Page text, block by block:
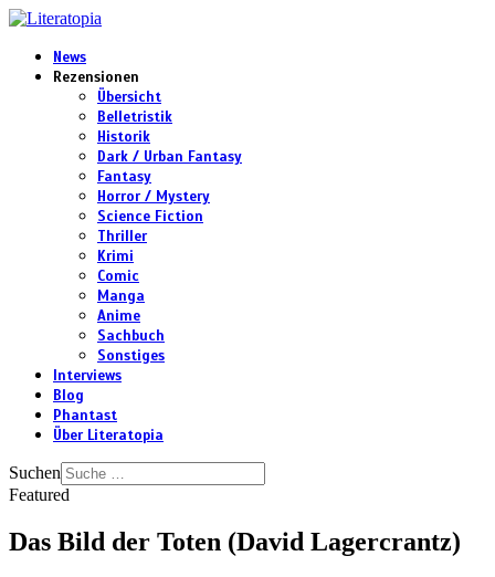
News
Rezensionen
Übersicht
Belletristik
Historik
Dark / Urban Fantasy
Fantasy
Horror / Mystery
Science Fiction
Thriller
Krimi
Comic
Manga
Anime
Sachbuch
Sonstiges
Interviews
Blog
Phantast
Über Literatopia
Suchen
Featured
Das Bild der Toten (David Lagercrantz)